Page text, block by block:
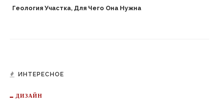
Геология Участка, Для Чего Она Нужна
ИНТЕРЕСНОЕ
ДИЗАЙН